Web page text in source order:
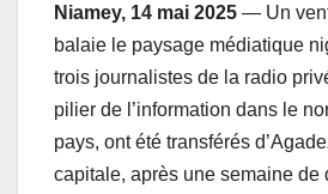
Niamey, 14 mai 2025 — Un
balaie le paysage médiatique
trois journalistes de la radio
pilier de l’information dans le
pays, ont été transférés
capitale, après une semaine de